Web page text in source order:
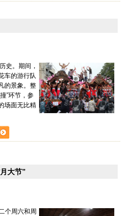
史。期间，
车的游行队
的景象。整
”环节，参
场面无比精
大节”
个周六和周